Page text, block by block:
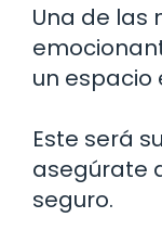
Una de las
un espacio
Este será
asegúrate
seguro.